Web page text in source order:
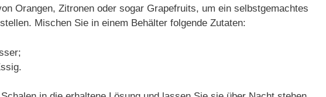
Orangen, Zitronen oder sogar Grapefruits, um ein selbstgemachtes
Mischen Sie in einem Behälter folgende Zutaten: